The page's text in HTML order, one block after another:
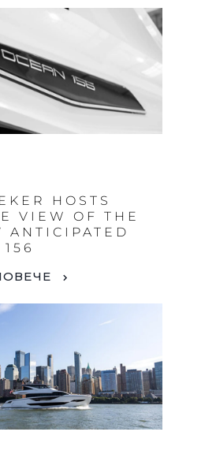
HOSTS
VIEW OF THE
ANTICIPATED